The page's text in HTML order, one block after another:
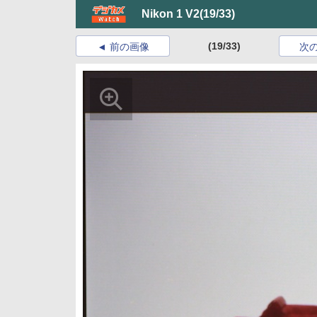
Nikon 1 V2(19/33)
前の画像 (19/33) 次